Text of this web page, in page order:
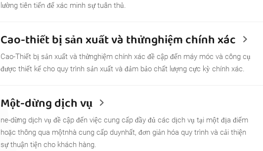
lường tiên tiến để xác minh sự tuân thủ.
Cao-thiết bị sản xuất và thửnghiệm chính xác
Cao-Thiết bị sản xuất và thửnghiệm chính xác đề cập đến máy móc và công cụ
được thiết kế cho quy trình sản xuất và đảm bảo chất lượng cực kỳ chính xác.
Một-dừng dịch vụ
ne-dừng dịch vụ đề cập đến việc cung cấp đầy đủ các dịch vụ tại một địa điểm
hoặc thông qua mộtnhà cung cấp duynhất, đơn giản hóa quy trình và cải thiện
sự thuận tiện cho khách hàng.